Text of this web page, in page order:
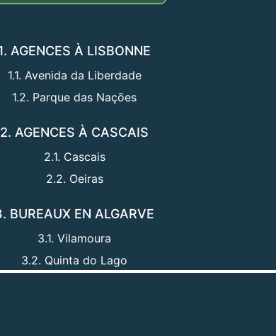
AGENCES À LISBONNE
1.1. Avenida da Liberdade
1.2. Parque das Nações
2. AGENCES À CASCAIS
2.1. Cascais
2.2. Oeiras
BUREAUX EN ALGARVE
3.1. Vilamoura
3.2. Quinta do Lago